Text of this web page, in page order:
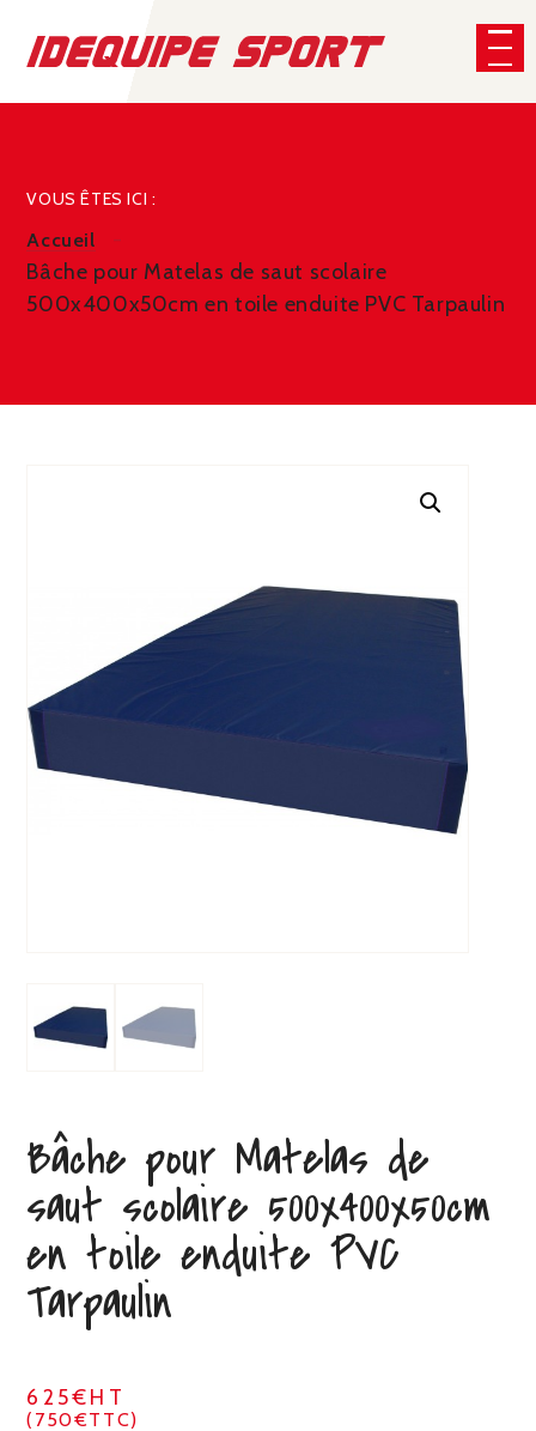
VOUS ÊTES ICI :
Accueil
Bâche pour Matelas de saut scolaire
500x400x50cm en toile enduite PVC Tarpaulin
Bâche pour Matelas de
saut scolaire 500x400x50cm
en toile enduite PVC
Tarpaulin
625€HT
(750€TTC)